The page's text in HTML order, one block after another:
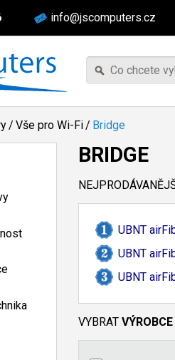
info@jscomputers.cz
/ Vše pro Wi-Fi/ Bridge
BRIDGE
UBNT
UBNT
UBNT
VYBRAT VÝROBCE